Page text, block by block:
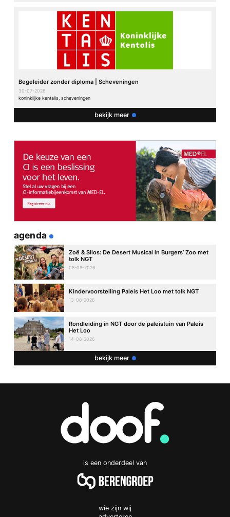
Begeleider zonder diploma | Scheveningen
30-07-2026
koninklijke kentalis, scheveningen
bekijk meer
agenda
Zoë & Silos: De Desert Musical in Burgers’ Zoo met
tolk NGT
08-08-2026
Kindervoorstelling Paleis Het Loo met tolk NGT
13-08-2026
Rondleiding in NGT door de paleistuin van Paleis
Het Loo
14-08-2026
bekijk meer
is een onderdeel van
wie zijn wij